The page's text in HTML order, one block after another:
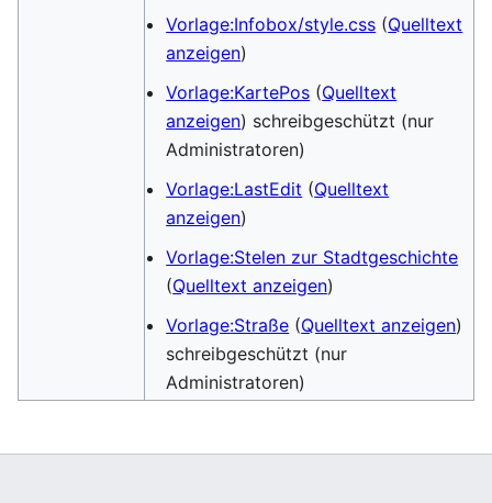
Vorlage:Infobox/style.css (Quelltext
anzeigen)
Vorlage:KartePos (Quelltext
anzeigen) schreibgeschützt (nur
Administratoren)
Vorlage:LastEdit (Quelltext
anzeigen)
Vorlage:Stelen zur Stadtgeschichte
(Quelltext anzeigen)
Vorlage:Straße (Quelltext anzeigen)
schreibgeschützt (nur
Administratoren)